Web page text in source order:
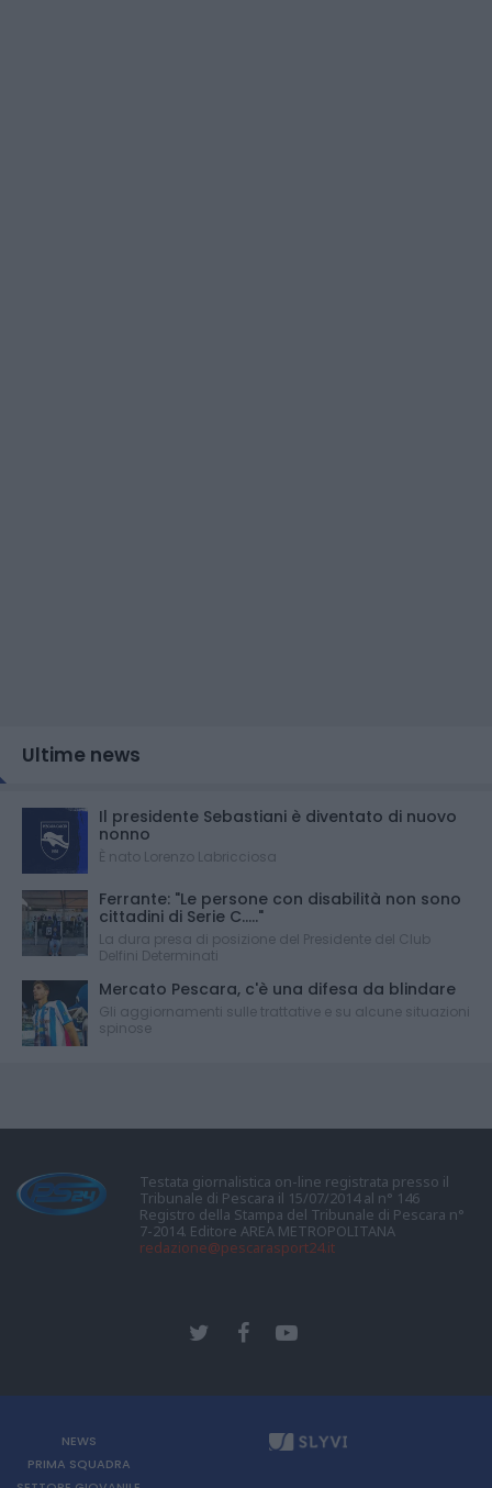
Ultime news
Il presidente Sebastiani è diventato di nuovo
nonno
È nato Lorenzo Labricciosa
Ferrante: "Le persone con disabilità non sono
cittadini di Serie C....."
La dura presa di posizione del Presidente del Club
Delfini Determinati
Mercato Pescara, c'è una difesa da blindare
Gli aggiornamenti sulle trattative e su alcune situazioni
spinose
Testata giornalistica on-line registrata presso il
Tribunale di Pescara il 15/07/2014 al n° 146
Registro della Stampa del Tribunale di Pescara n°
7-2014. Editore AREA METROPOLITANA
redazione@pescarasport24.it
NEWS
PRIMA SQUADRA